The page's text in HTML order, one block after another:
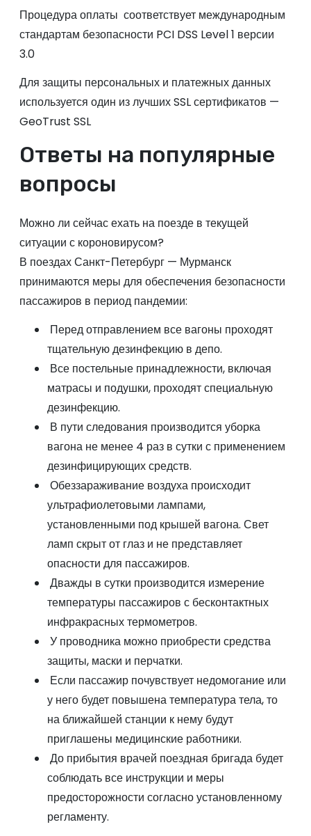
Процедура оплаты соответствует международным
стандартам безопасности PCI DSS Level 1 версии
3.0
Для защиты персональных и платежных данных
используется один из лучших SSL сертификатов —
GeoTrust SSL
Ответы на популярные
вопросы
Можно ли сейчас ехать на поезде в текущей
ситуации с короновирусом?
В поездах Санкт-Петербург — Мурманск
принимаются меры для обеспечения безопасности
пассажиров в период пандемии:
Перед отправлением все вагоны проходят
тщательную дезинфекцию в депо.
Все постельные принадлежности, включая
матрасы и подушки, проходят специальную
дезинфекцию.
В пути следования производится уборка
вагона не менее 4 раз в сутки с применением
дезинфицирующих средств.
Обеззараживание воздуха происходит
ультрафиолетовыми лампами,
установленными под крышей вагона. Свет
ламп скрыт от глаз и не представляет
опасности для пассажиров.
Дважды в сутки производится измерение
температуры пассажиров с бесконтактных
инфракрасных термометров.
У проводника можно приобрести средства
защиты, маски и перчатки.
Если пассажир почувствует недомогание или
у него будет повышена температура тела, то
на ближайшей станции к нему будут
приглашены медицинские работники.
До прибытия врачей поездная бригада будет
соблюдать все инструкции и меры
предосторожности согласно установленному
регламенту.